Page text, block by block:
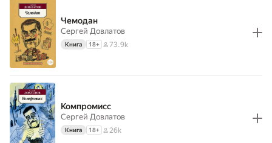
Чемодан
Сергей Довлатов
Книга 18+ 73.9k
Компромисс
Сергей Довлатов
Книга 18+ 26k